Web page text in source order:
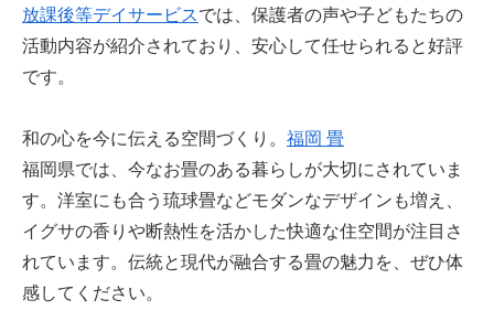
放課後等デイサービスでは、保護者の声や子どもたちの
活動内容が紹介されており、安心して任せられると好評
です。
和の心を今に伝える空間づくり。 福岡 畳
福岡県では、今なお畳のある暮らしが大切にされていま
す。洋室にも合う琉球畳などモダンなデザインも増え、
イグサの香りや断熱性を活かした快適な住空間が注目さ
れています。伝統と現代が融合する畳の魅力を、ぜひ体
感してください。